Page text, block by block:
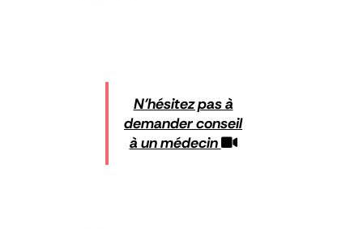
N’hésitez pas à
demander conseil
à un médecin